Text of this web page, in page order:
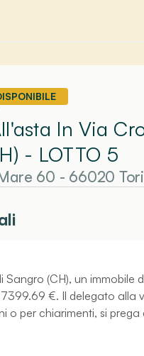
In Via
- LOTTO 5
60 - 66020
Sangro (CH), un
€. Il delegato alla
o per chiarimenti, si